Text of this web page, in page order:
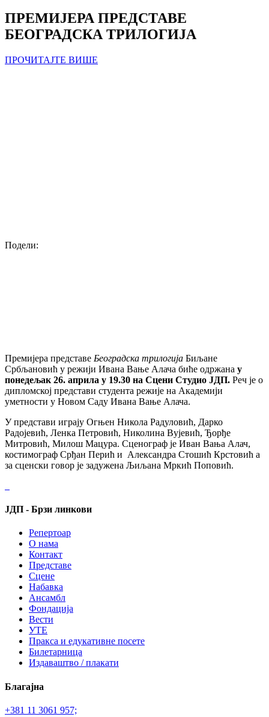
ПРЕМИЈЕРА ПРЕДСТАВЕ
БЕОГРАДСКА ТРИЛОГИЈА
ПРОЧИТАЈТЕ ВИШЕ
Подели:
Премијера представе Београдска трилогија Биљане
Србљановић у режији Ивана Вање Алача биће одржана у
понедељак 26. априла у 19.30 на Сцени Студио ЈДП. Реч је о
дипломској представи студента режије на Академији
уметности у Новом Саду Ивана Вање Алача.
У представи играју Огњен Никола Радуловић, Дарко
Радојевић, Ленка Петровић, Николина Вујевић, Ђорђе
Митровић, Милош Мацура. Сценограф је Иван Вања Алач,
костимограф Срђан Перић и Александра Стошић Крстовић а
за сценски говор је задужена Љиљана Мркић Поповић.
ЈДП - Брзи линкови
Репертоар
О нама
Контакт
Представе
Сцене
Набавка
Ансамбл
Фондација
Вести
УТЕ
Пракса и едукативне посете
Билетарница
Издаваштво / плакати
Благајна
+381 11 3061 957;